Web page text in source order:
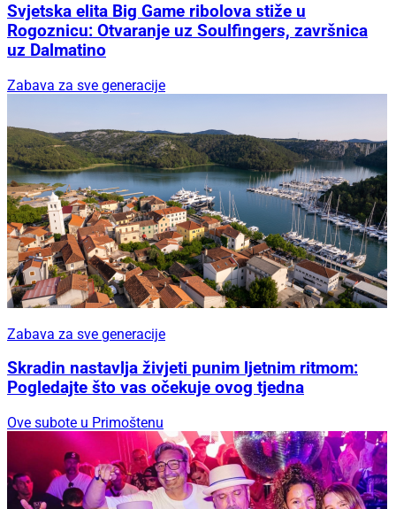
Svjetska elita Big Game ribolova stiže u
Rogoznicu: Otvaranje uz Soulfingers, završnica
uz Dalmatino
Zabava za sve generacije
Zabava za sve generacije
Skradin nastavlja živjeti punim ljetnim ritmom:
Pogledajte što vas očekuje ovog tjedna
Ove subote u Primoštenu